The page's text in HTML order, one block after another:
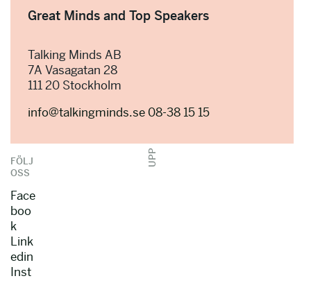
Great Minds and Top Speakers
Talking Minds AB
7A Vasagatan 28
111 20 Stockholm
info@talkingminds.se08-38 15 15
UPP
FÖLJ
OSS
Face
boo
k
Link
edin
Inst